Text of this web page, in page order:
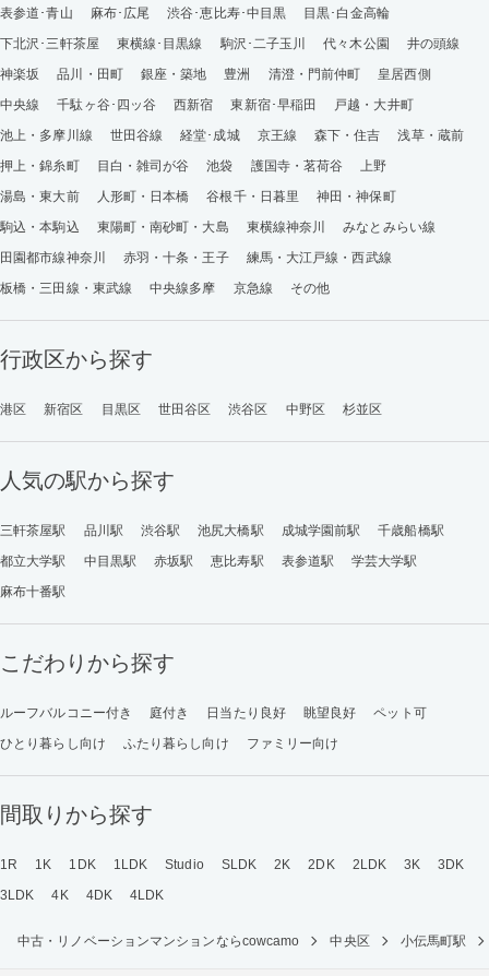
表参道･青山 麻布･広尾 渋谷･恵比寿･中目黒
目黒･白金高輪
下北沢･三軒茶屋
東横線･目黒線 駒沢･二子玉川 代々木公園
井の頭線
神楽坂
品川・田町 銀座・築地 豊洲 清澄・門前仲町
皇居西側
中央線
千駄ヶ谷･四ッ谷 西新宿 東新宿･早稲田
戸越・大井町
池上・多摩川線
世田谷線 経堂･成城 京王線 森下・住吉
浅草・蔵前
押上・錦糸町
目白・雑司が谷 池袋 護国寺・茗荷谷
上野
湯島・東大前
人形町・日本橋 谷根千・日暮里
神田・神保町
駒込・本駒込
東陽町・南砂町・大島 東横線神奈川
みなとみらい線
田園都市線神奈川
赤羽・十条・王子
練馬・大江戸線・西武線
板橋・三田線・東武線
中央線多摩 京急線 その他
行政区から探す
港区 新宿区 目黒区 世田谷区 渋谷区 中野区 杉並区
人気の駅から探す
三軒茶屋駅 品川駅 渋谷駅 池尻大橋駅 成城学園前駅
千歳船橋駅
都立大学駅
中目黒駅 赤坂駅 恵比寿駅 表参道駅
学芸大学駅
麻布十番駅
こだわりから探す
ルーフバルコニー付き 庭付き 日当たり良好 眺望良好
ペット可
ひとり暮らし向け
ふたり暮らし向け ファミリー向け
間取りから探す
1R 1K 1DK 1LDK Studio SLDK 2K 2DK 2LDK 3K
3DK
3LDK
4K 4DK 4LDK
中古・リノベーションマンションならcowcamo 中央区 小伝馬町駅